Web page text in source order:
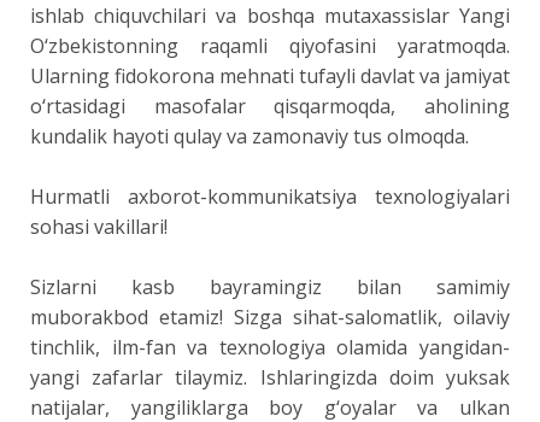
ishlab chiquvchilari va boshqa mutaxassislar Yangi
O‘zbekistonning raqamli qiyofasini yaratmoqda.
Ularning fidokorona mehnati tufayli davlat va jamiyat
o‘rtasidagi masofalar qisqarmoqda, aholining
kundalik hayoti qulay va zamonaviy tus olmoqda.
Hurmatli axborot-kommunikatsiya texnologiyalari
sohasi vakillari!
Sizlarni kasb bayramingiz bilan samimiy
muborakbod etamiz! Sizga sihat-salomatlik, oilaviy
tinchlik, ilm-fan va texnologiya olamida yangidan-
yangi zafarlar tilaymiz. Ishlaringizda doim yuksak
natijalar, yangiliklarga boy g‘oyalar va ulkan